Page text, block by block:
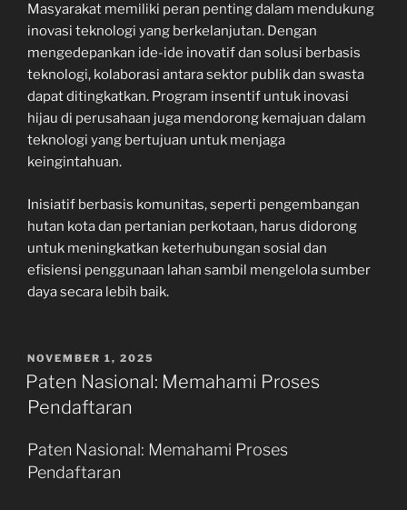
Masyarakat memiliki peran penting dalam mendukung
inovasi teknologi yang berkelanjutan. Dengan
mengedepankan ide-ide inovatif dan solusi berbasis
teknologi, kolaborasi antara sektor publik dan swasta
dapat ditingkatkan. Program insentif untuk inovasi
hijau di perusahaan juga mendorong kemajuan dalam
teknologi yang bertujuan untuk menjaga
keingintahuan.
Inisiatif berbasis komunitas, seperti pengembangan
hutan kota dan pertanian perkotaan, harus didorong
untuk meningkatkan keterhubungan sosial dan
efisiensi penggunaan lahan sambil mengelola sumber
daya secara lebih baik.
POSTED
ON
NOVEMBER 1, 2025
Paten Nasional: Memahami Proses
Pendaftaran
Paten Nasional: Memahami Proses
Pendaftaran